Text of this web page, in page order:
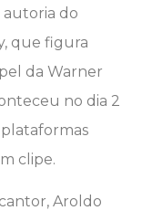
autoria do
que figura
da Warner
no dia 2
plataformas
clipe.
Aroldo